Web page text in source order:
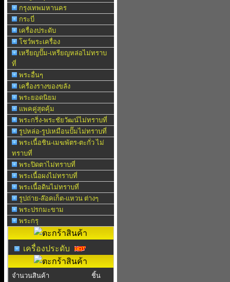
กรุงเทพมหานคร
กระบี่
เครื่องประดับ
โชว์พระเครื่อง
เหรียญปั๊ม-เหรียญหล่อไม่ทราบ
ที่
พระอื่นๆ
เครื่องรางของขลัง
พระยอดนิยม
แพคคู่สุดคุ้ม
พระกริ่ง-พระชัยวัฒน์ไม่ทราบที่
รูปหล่อ-รูปเหมือนปั๊มไม่ทราบที่
พระเนื้อชิน-เมฆพัตร-ตะกั่ว ไม่
ทราบที่
พระปิดตาไม่ทราบที่
พระเนื้อผงไม่ทราบที่
พระเนื้อดินไม่ทราบที่
รูปถ่าย-ล๊อคเก็ต-แหวน ต่างๆ
พระปรกมะขาม
พระกรุ
เครื่องประดับ
จำนวนสินค้า ชิ้น